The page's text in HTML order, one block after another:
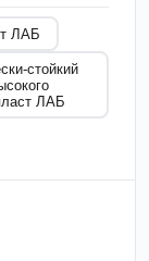
ЛАБ
стойкий
ЛАБ